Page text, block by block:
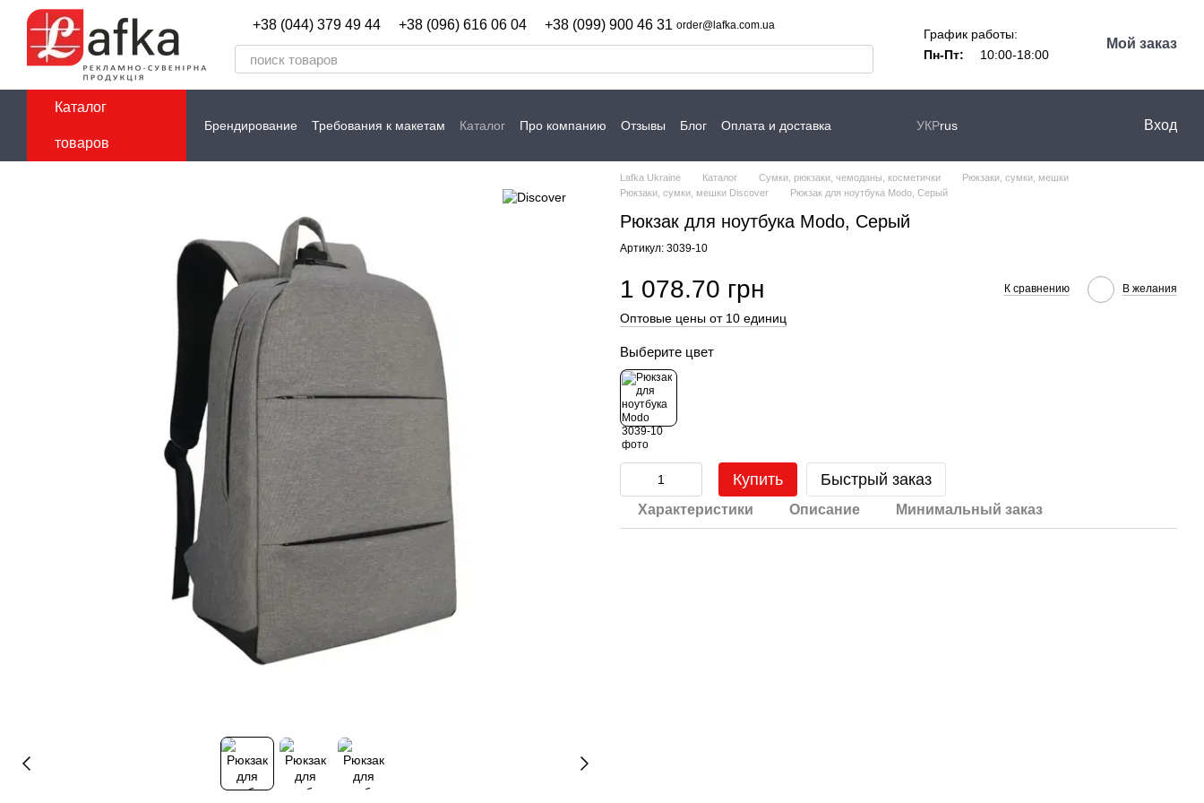
Перейти к основному контенту
+38 (044) 379 49 44 +38 (096) 616 06 04 +38 (099) 900 46 31 order@lafka.com.ua
График работы:
Пн-Пт:
10:00-18:00
Мой заказ
Каталог
товаров
Брендирование Требования к макетам Каталог Про компанию Отзывы Блог
Оплата и доставка
УКРrus Вход
Lafka Ukraine Каталог Сумки, рюкзаки, чемоданы, косметички
Рюкзаки, сумки, мешки
Рюкзаки, сумки, мешки Discover
Рюкзак для ноутбука Modo, Серый
Рюкзак для ноутбука Modo, Серый
Артикул: 3039-10
1 078.70 грн К сравнению В желания
Оптовые цены от 10 единиц
Выберите цвет
Купить Быстрый заказ
Характеристики Описание Минимальный заказ